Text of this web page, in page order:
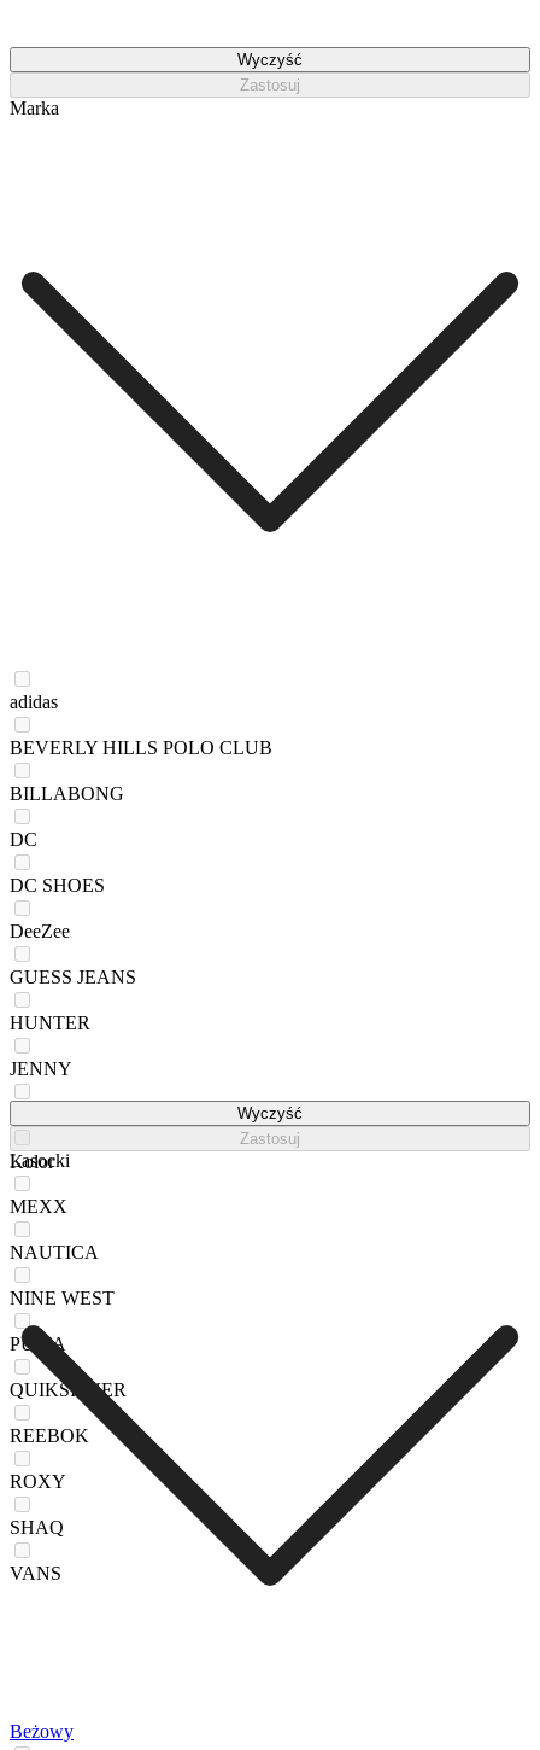
Wyczyść
Zastosuj
Marka
adidas
BEVERLY HILLS POLO CLUB
BILLABONG
DC
DC SHOES
DeeZee
GUESS JEANS
HUNTER
JENNY
Lasocki
MEXX
NAUTICA
NINE WEST
PUMA
QUIKSILVER
REEBOK
ROXY
SHAQ
VANS
Wyczyść
Zastosuj
Kolor
Beżowy